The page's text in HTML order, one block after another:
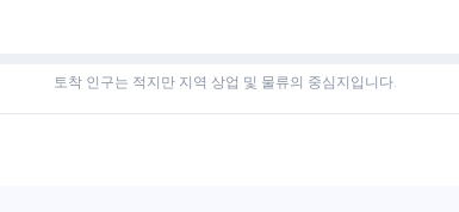
토착 인구는 적지만 지역 상업 및 물류의 중심지입니다.